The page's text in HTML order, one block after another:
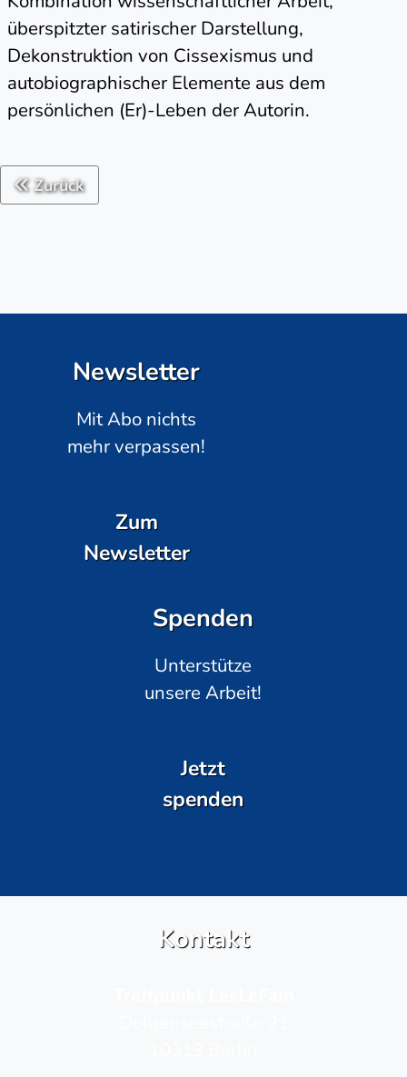
überspitzter satirischer Darstellung,
Dekonstruktion von Cissexismus und
autobiographischer Elemente aus dem
persönlichen (Er)-Leben der Autorin.
Zurück
Newsletter
Mit Abo nichts
mehr verpassen!
Zum
Newsletter
Spenden
Unterstütze
unsere Arbeit!
Jetzt
spenden
Kontakt